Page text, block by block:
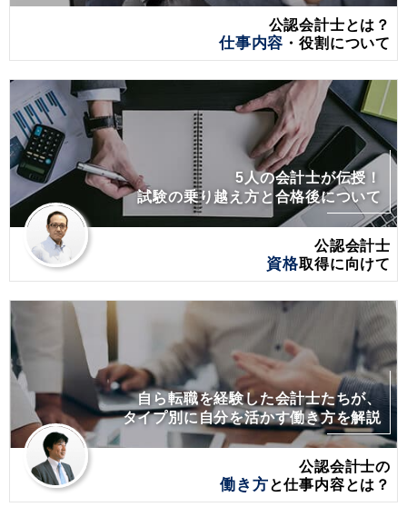
公認会計士とは？
仕事内容 ・役割について
5人の会計士が伝授！
試験の乗り越え方と合格後について
公認会計士
資格取得に向けて
自ら転職を経験した会計士たちが、
タイプ別に自分を活かす働き方を解説
公認会計士の
働き方と仕事内容とは？